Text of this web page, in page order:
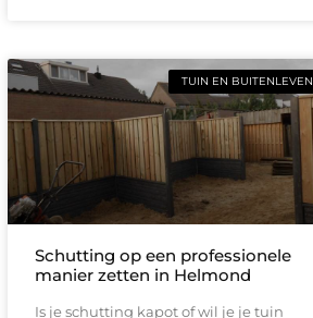
TUIN EN BUITENLEVEN
Schutting op een professionele
manier zetten in Helmond
Is je schutting kapot of wil je je tuin